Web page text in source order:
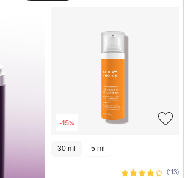
-15%
30 ml 5 ml
(113)